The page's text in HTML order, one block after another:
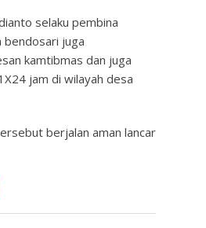
selaku pembina
bendosari juga
kamtibmas dan juga
jam di wilayah desa
berjalan aman lancar